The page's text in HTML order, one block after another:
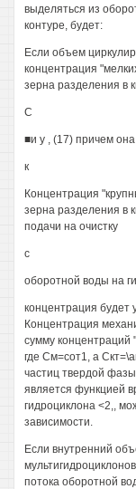
выделяться из
контуре, будет:
Если объем
концентрация
зерна разделения в
С
■и у , (17) причем
к
Концентрация
зерна разделения в
подачи на очистку
с
оборотной воды на
концентрация будет
Концентрация
сумму концентраций
где См=сот1, а
частиц твердой
является функцией
гидроциклона <2,,
зависимости.
Если внутренний
потока оборотной